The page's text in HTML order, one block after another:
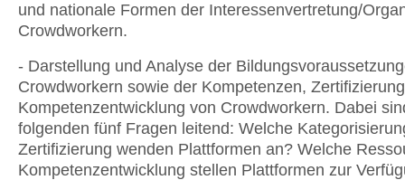
und nationale Formen der Interessenvertretung/
Crowdworkern.
- Darstellung und Analyse der
Crowdworkern sowie der Kompetenzen,
Kompetenzentwicklung von Crowdworkern. Dabei
folgenden fünf Fragen leitend: Welche
Zertifizierung wenden Plattformen an? Welche
Kompetenzentwicklung stellen Plattformen zur